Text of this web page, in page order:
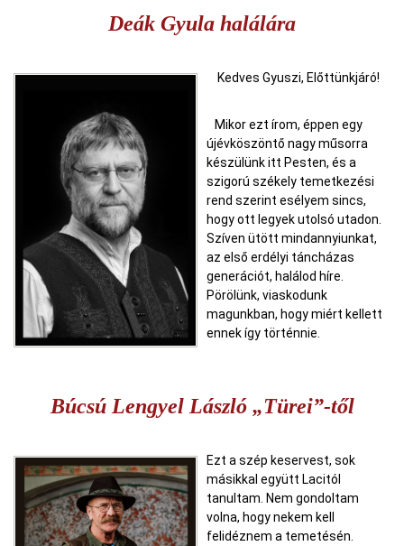
Deák Gyula halálára
Kedves Gyuszi, Előttünkjáró!
Mikor ezt írom, éppen egy
újévköszöntő nagy műsorra
készülünk itt Pesten, és a
szigorú székely temetkezési
rend szerint esélyem sincs,
hogy ott legyek utolsó utadon.
Szíven ütött mindannyiunkat,
az első erdélyi táncházas
generációt, halálod híre.
Pörölünk, viaskodunk
magunkban, hogy miért kellett
ennek így történnie.
Búcsú Lengyel László „Türei”-től
Ezt a szép keservest, sok
másikkal együtt Lacitól
tanultam. Nem gondoltam
volna, hogy nekem kell
felidéznem a temetésén.